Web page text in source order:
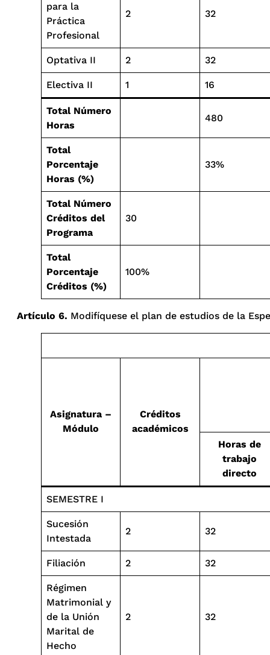
para la
Práctica
Profesional
2 32
Optativa II 2 32
Electiva II 1 16
Total Número
Horas
480
Total
Porcentaje
Horas (%)
33%
Total Número
Créditos del
Programa
30
Total
Porcentaje
Créditos (%)
100%
Artículo 6. Modifíquese el plan de estudios de la
Asignatura –
Módulo
Créditos
académicos
Horas de
trabajo
directo
SEMESTRE I
Sucesión
Intestada
2 32
Filiación 2 32
Régimen
Matrimonial y
de la Unión
Marital de
Hecho
2 32